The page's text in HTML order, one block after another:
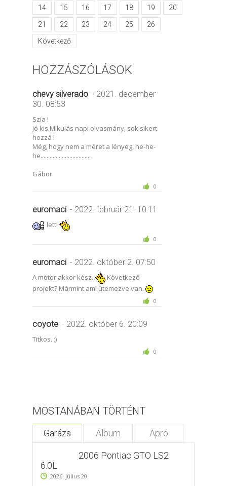
14 15 16 17 18 19 20
21 22 23 24 25 26
Következő
HOZZÁSZÓLÁSOK
chevy silverado - 2021. december
30. 08:53
Szia !
Jó kis Mikulás napi olvasmány, sok sikert
hozzá !
Még, hogy nem a méret a lényeg, he-he-
he.................................
Gábor
0
euromaci - 2022. február 21. 10:11
lett!
0
euromaci - 2022. október 2. 07:50
A motor akkor kész.
Következő
projekt? Mármint ami ütemezve van.
0
coyote - 2022. október 6. 20:09
Titkos. ;)
0
MOSTANÁBAN TÖRTÉNT
Garázs Album Apró
2006 Pontiac GTO LS2
6.0L
2026. július 20.